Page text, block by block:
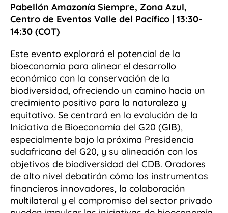
Pabellón Amazonía Siempre, Zona Azul,
Centro de Eventos Valle del Pacífico | 13:30-
14:30 (COT)
Este evento explorará el potencial de la
bioeconomía para alinear el desarrollo
económico con la conservación de la
biodiversidad, ofreciendo un camino hacia un
crecimiento positivo para la naturaleza y
equitativo. Se centrará en la evolución de la
Iniciativa de Bioeconomía del G20 (GIB),
especialmente bajo la próxima Presidencia
sudafricana del G20, y su alineación con los
objetivos de biodiversidad del CDB. Oradores
de alto nivel debatirán cómo los instrumentos
financieros innovadores, la colaboración
multilateral y el compromiso del sector privado